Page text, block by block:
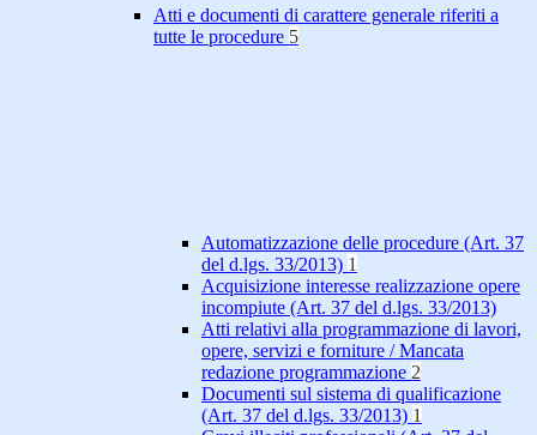
Atti e documenti di carattere generale riferiti a
tutte le procedure 5
Automatizzazione delle procedure (Art. 37
del d.lgs. 33/2013) 1
Acquisizione interesse realizzazione opere
incompiute (Art. 37 del d.lgs. 33/2013)
Atti relativi alla programmazione di lavori,
opere, servizi e forniture / Mancata
redazione programmazione 2
Documenti sul sistema di qualificazione
(Art. 37 del d.lgs. 33/2013) 1